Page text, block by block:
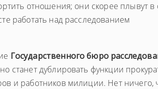
отношения; они скорее плывут в
работать над расследованием
Государственного бюро
станет дублировать функции
и работников милиции. Нет ничего,